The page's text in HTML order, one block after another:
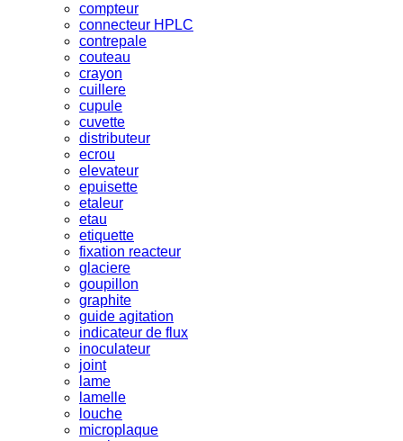
compteur
connecteur HPLC
contrepale
couteau
crayon
cuillere
cupule
cuvette
distributeur
ecrou
elevateur
epuisette
etaleur
etau
etiquette
fixation reacteur
glaciere
goupillon
graphite
guide agitation
indicateur de flux
inoculateur
joint
lame
lamelle
louche
microplaque